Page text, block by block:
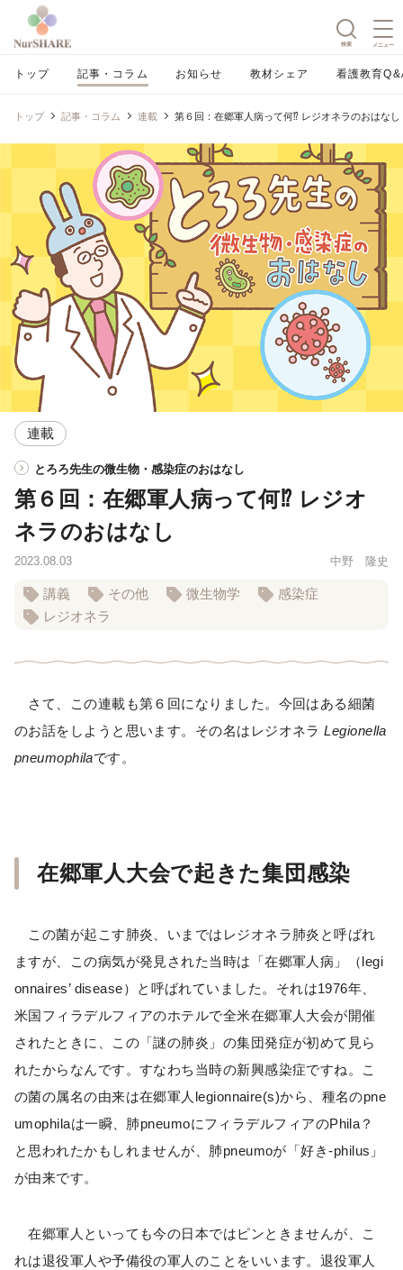
検索 メニュー
トップ 記事・コラム お知らせ 教材シェア 看護教育
トップ 記事・コラム 連載 第６回：在郷軍人病って何⁉ レジオネラのおはなし
連載
とろろ先生の微生物・感染症のおはなし
第６回：在郷軍人病って何⁉ レジオ
ネラのおはなし
2023.08.03 中野 隆史
講義 その他 微生物学
感染症
レジオネラ
さて、この連載も第６回になりました。今回はある細菌
のお話をしようと思います。その名はレジオネラLegionella
pneumophilaです。
在郷軍人大会で起きた集団感染
この菌が起こす肺炎、いまではレジオネラ肺炎と呼ばれ
ますが、この病気が発見された当時は「在郷軍人病」（legi
onnaires’ disease）と呼ばれていました。それは1976年、
米国フィラデルフィアのホテルで全米在郷軍人大会が開催
されたときに、この「謎の肺炎」の集団発症が初めて見ら
れたからなんです。すなわち当時の新興感染症ですね。こ
の菌の属名の由来は在郷軍人legionnaire(s)から、種名のpne
umophilaは一瞬、肺pneumoにフィラデルフィアのPhila？
と思われたかもしれませんが、肺pneumoが「好き-philus」
が由来です。
在郷軍人といっても今の日本ではピンときませんが、こ
れは退役軍人や予備役の軍人のことをいいます。退役軍人